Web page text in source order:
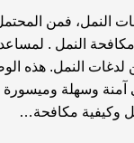
النمل، فمن
مكافحة النمل .
النمل. هذه
وسهلة وميسورة
وكيفية مكافحة…